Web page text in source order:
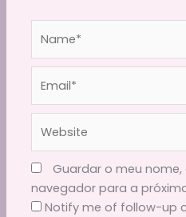
Guardar o meu nome,
navegador para a
Notify me of follow-up